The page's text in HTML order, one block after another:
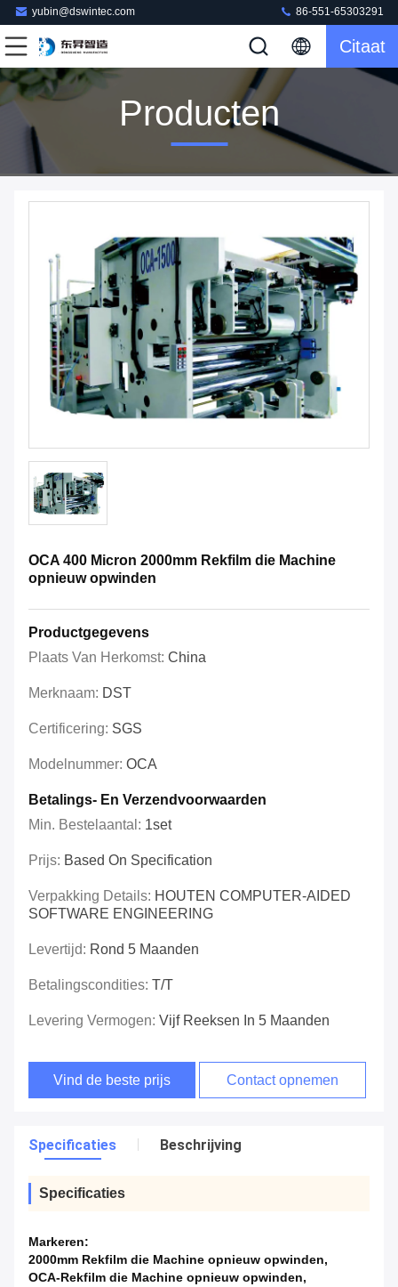
yubin@dswintec.com 86-551-65303291
Citaat
Producten
OCA 400 Micron 2000mm Rekfilm die Machine
opnieuw opwinden
Productgegevens
Plaats Van Herkomst: China
Merknaam: DST
Certificering: SGS
Modelnummer: OCA
Betalings- En Verzendvoorwaarden
Min. Bestelaantal: 1set
Prijs: Based On Specification
Verpakking Details: HOUTEN COMPUTER-AIDED
SOFTWARE ENGINEERING
Levertijd: Rond 5 Maanden
Betalingscondities: T/T
Levering Vermogen: Vijf Reeksen In 5 Maanden
Vind de beste prijs Contact opnemen
Specificaties Beschrijving
Specificaties
Markeren:
2000mm Rekfilm die Machine opnieuw opwinden,
OCA-Rekfilm die Machine opnieuw opwinden,